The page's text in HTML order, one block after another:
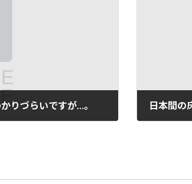
りづらいですが…。 日本間の